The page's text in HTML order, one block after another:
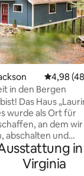
4,98
in den Bergen
wurde als Ort für
an dem wir
abschalten und
können –
sich für euch auch so
in den Wald und
Virginia